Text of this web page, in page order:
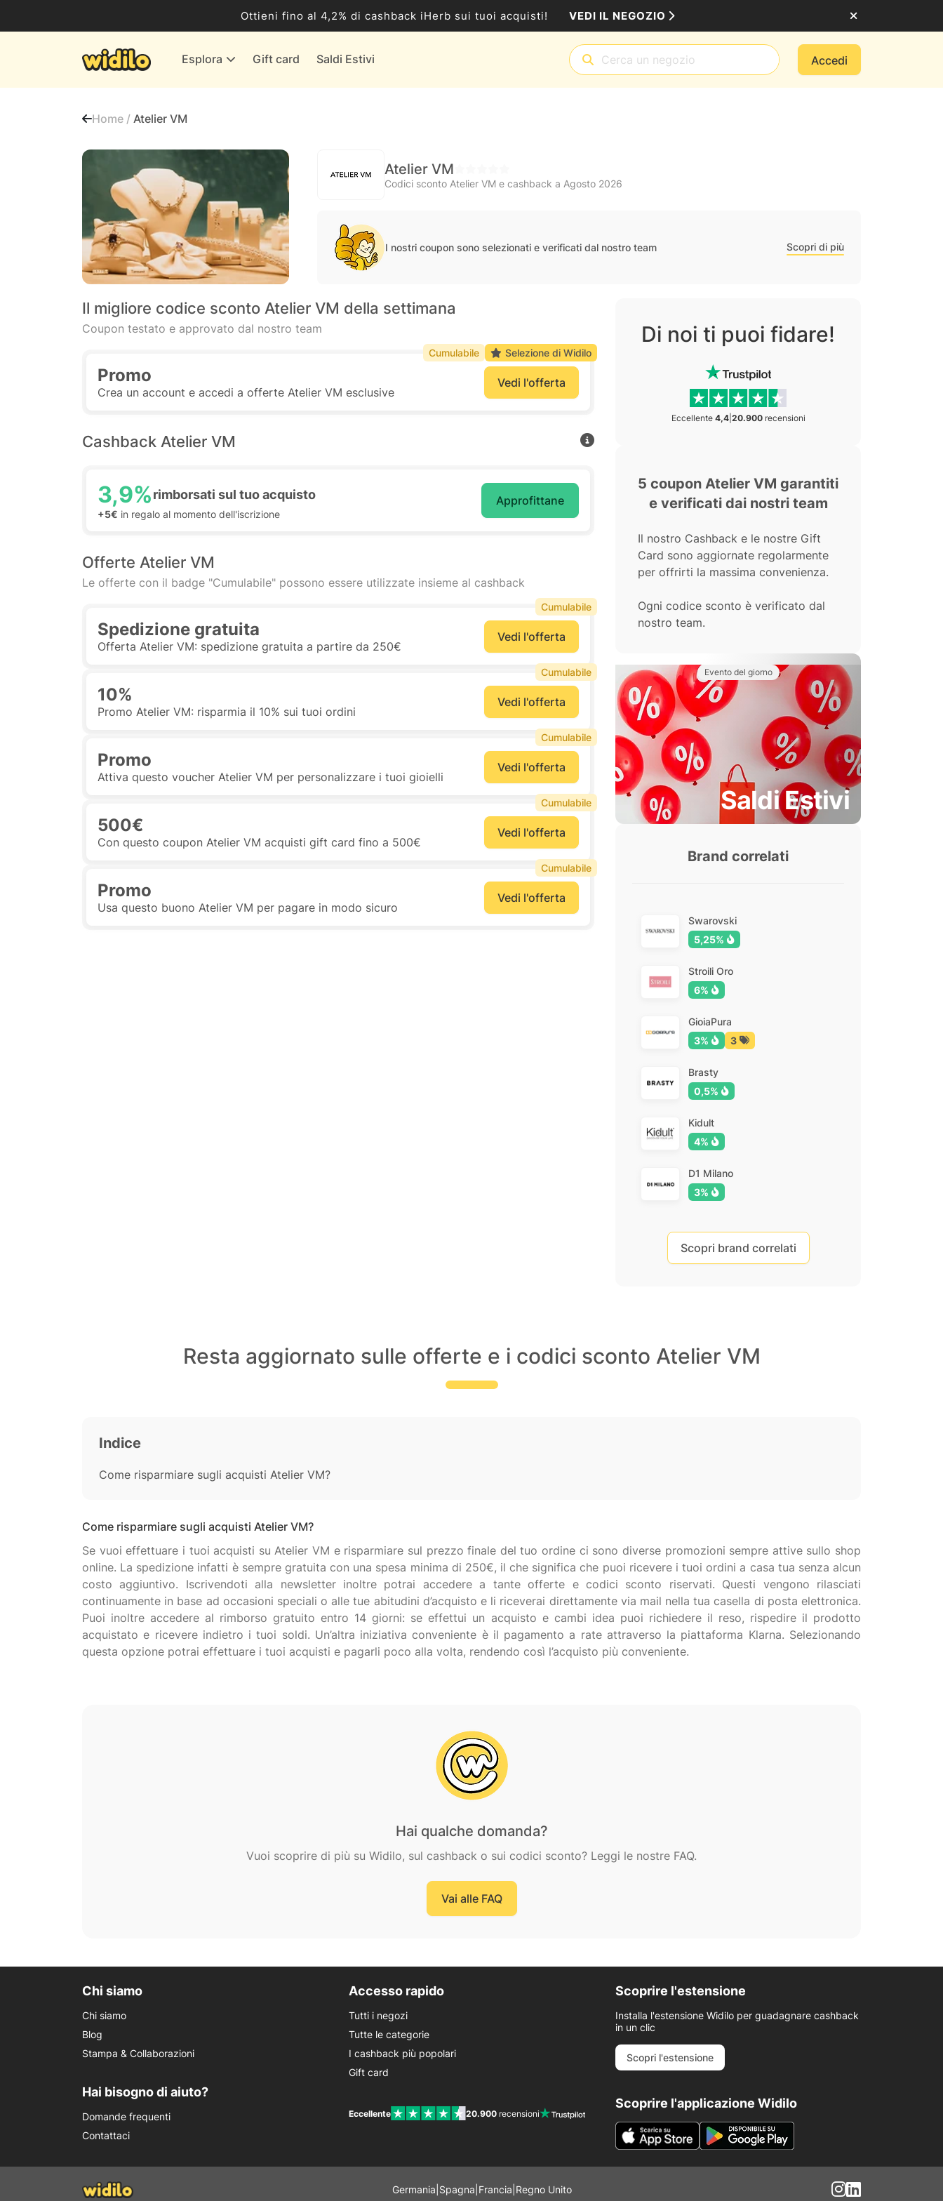
Ottieni fino al 4,2% di cashback iHerb sui tuoi acquisti! VEDI IL NEGOZIO
Esplora Gift card Saldi Estivi Accedi
Banche & Assicurazioni
Home / Atelier VM
Atelier VM
Codici sconto Atelier VM e cashback a Agosto 2026
I nostri coupon sono selezionati e verificati dal nostro team Scopri di più
Il migliore codice sconto Atelier VM della settimana
Coupon testato e approvato dal nostro team
Promo
Crea un account e accedi a offerte Atelier VM esclusive
Vedi l'offerta
Cumulabile Selezione di Widilo
Cashback Atelier VM
3,9%rimborsati sul tuo acquisto
+5€ in regalo al momento dell'iscrizione
Approfittane
Offerte Atelier VM
Le offerte con il badge "Cumulabile" possono essere utilizzate insieme al cashback
Spedizione gratuita
Offerta Atelier VM: spedizione gratuita a partire da 250€
Vedi l'offerta
Cumulabile
10%
Promo Atelier VM: risparmia il 10% sui tuoi ordini
Vedi l'offerta
Cumulabile
Promo
Attiva questo voucher Atelier VM per personalizzare i tuoi gioielli
Vedi l'offerta
Cumulabile
500€
Con questo coupon Atelier VM acquisti gift card fino a 500€
Vedi l'offerta
Cumulabile
Promo
Usa questo buono Atelier VM per pagare in modo sicuro
Vedi l'offerta
Cumulabile
Di noi ti puoi fidare!
Eccellente 4,4| 20.900recensioni
5 coupon Atelier VM garantiti
e verificati dai nostri team
Il nostro Cashback e le nostre Gift
Card sono aggiornate regolarmente
per offrirti la massima convenienza.
Ogni codice sconto è verificato dal
nostro team.
Evento del giorno
Saldi Estivi
Brand correlati
Swarovski
5,25%
Stroili Oro
6%
GioiaPura
3%
3
Brasty
0,5%
Kidult
4%
D1 Milano
3%
Scopri brand correlati
Resta aggiornato sulle offerte e i codici sconto Atelier VM
Indice
Come risparmiare sugli acquisti Atelier VM?
Come risparmiare sugli acquisti Atelier VM?
Se vuoi effettuare i tuoi acquisti su Atelier VM e risparmiare sul prezzo finale del tuo ordine ci sono diverse promozioni sempre attive sullo shop
online. La spedizione infatti è sempre gratuita con una spesa minima di 250€, il che significa che puoi ricevere i tuoi ordini a casa tua senza alcun
costo aggiuntivo. Iscrivendoti alla newsletter inoltre potrai accedere a tante offerte e codici sconto riservati. Questi vengono rilasciati
continuamente in base ad occasioni speciali o alle tue abitudini d’acquisto e li riceverai direttamente via mail nella tua casella di posta elettronica.
Puoi inoltre accedere al rimborso gratuito entro 14 giorni: se effettui un acquisto e cambi idea puoi richiedere il reso, rispedire il prodotto
acquistato e ricevere indietro i tuoi soldi. Un’altra iniziativa conveniente è il pagamento a rate attraverso la piattaforma Klarna. Selezionando
Hai qualche domanda?
Vuoi scoprire di più su Widilo, sul cashback o sui codici sconto? Leggi le nostre FAQ.
Vai alle FAQ
Chi siamo
Chi siamo
Blog
Stampa & Collaborazioni
Hai bisogno di aiuto?
Domande frequenti
Contattaci
Accesso rapido
Tutti i negozi
Tutte le categorie
I cashback più popolari
Gift card
Eccellente 20.900 recensioni
Scoprire l'estensione
Installa l'estensione Widilo per guadagnare cashback
in un clic
Scopri l'estensione
Scoprire l'applicazione Widilo
Germania Spagna Francia Regno Unito